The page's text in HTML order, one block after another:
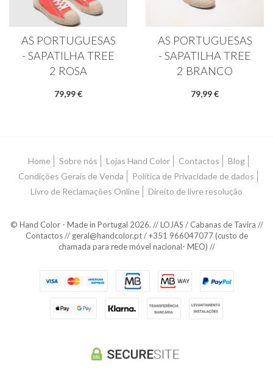
AS PORTUGUESAS
- SAPATILHA TREE
2 ROSA
79,99 €
AS PORTUGUESAS
- SAPATILHA TREE
2 BRANCO
79,99 €
Home Sobre nós Lojas Hand Color Contactos
Blog
Condições Gerais de Venda
Política de Privacidade de dados
Livro de Reclamações Online
Direito de livre resolução
© Hand Color - Made in Portugal 2026. // LOJAS / Cabanas de Tavira //
Contactos // geral@handcolor.pt / +351 966047077 (custo de
chamada para rede móvel nacional- MEO) //